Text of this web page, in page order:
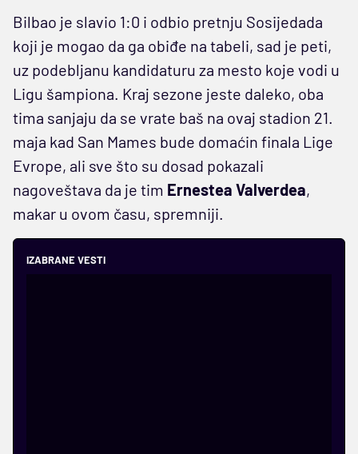
Bilbao je slavio 1:0 i odbio pretnju Sosijedada
koji je mogao da ga obiđe na tabeli, sad je peti,
uz podebljanu kandidaturu za mesto koje vodi u
Ligu šampiona. Kraj sezone jeste daleko, oba
tima sanjaju da se vrate baš na ovaj stadion 21.
maja kad San Mames bude domaćin finala Lige
Evrope, ali sve što su dosad pokazali
nagoveštava da je tim Ernestea Valverdea,
makar u ovom času, spremniji.
IZABRANE VESTI